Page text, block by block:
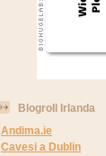
Blogroll Irlanda
Andima.ie
Cavesi a Dublin